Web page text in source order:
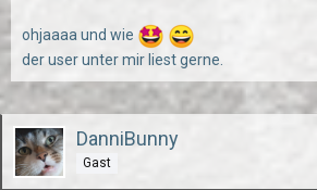
ohjaaaa und wie
der user unter mir liest gerne.
DanniBunny
Gast